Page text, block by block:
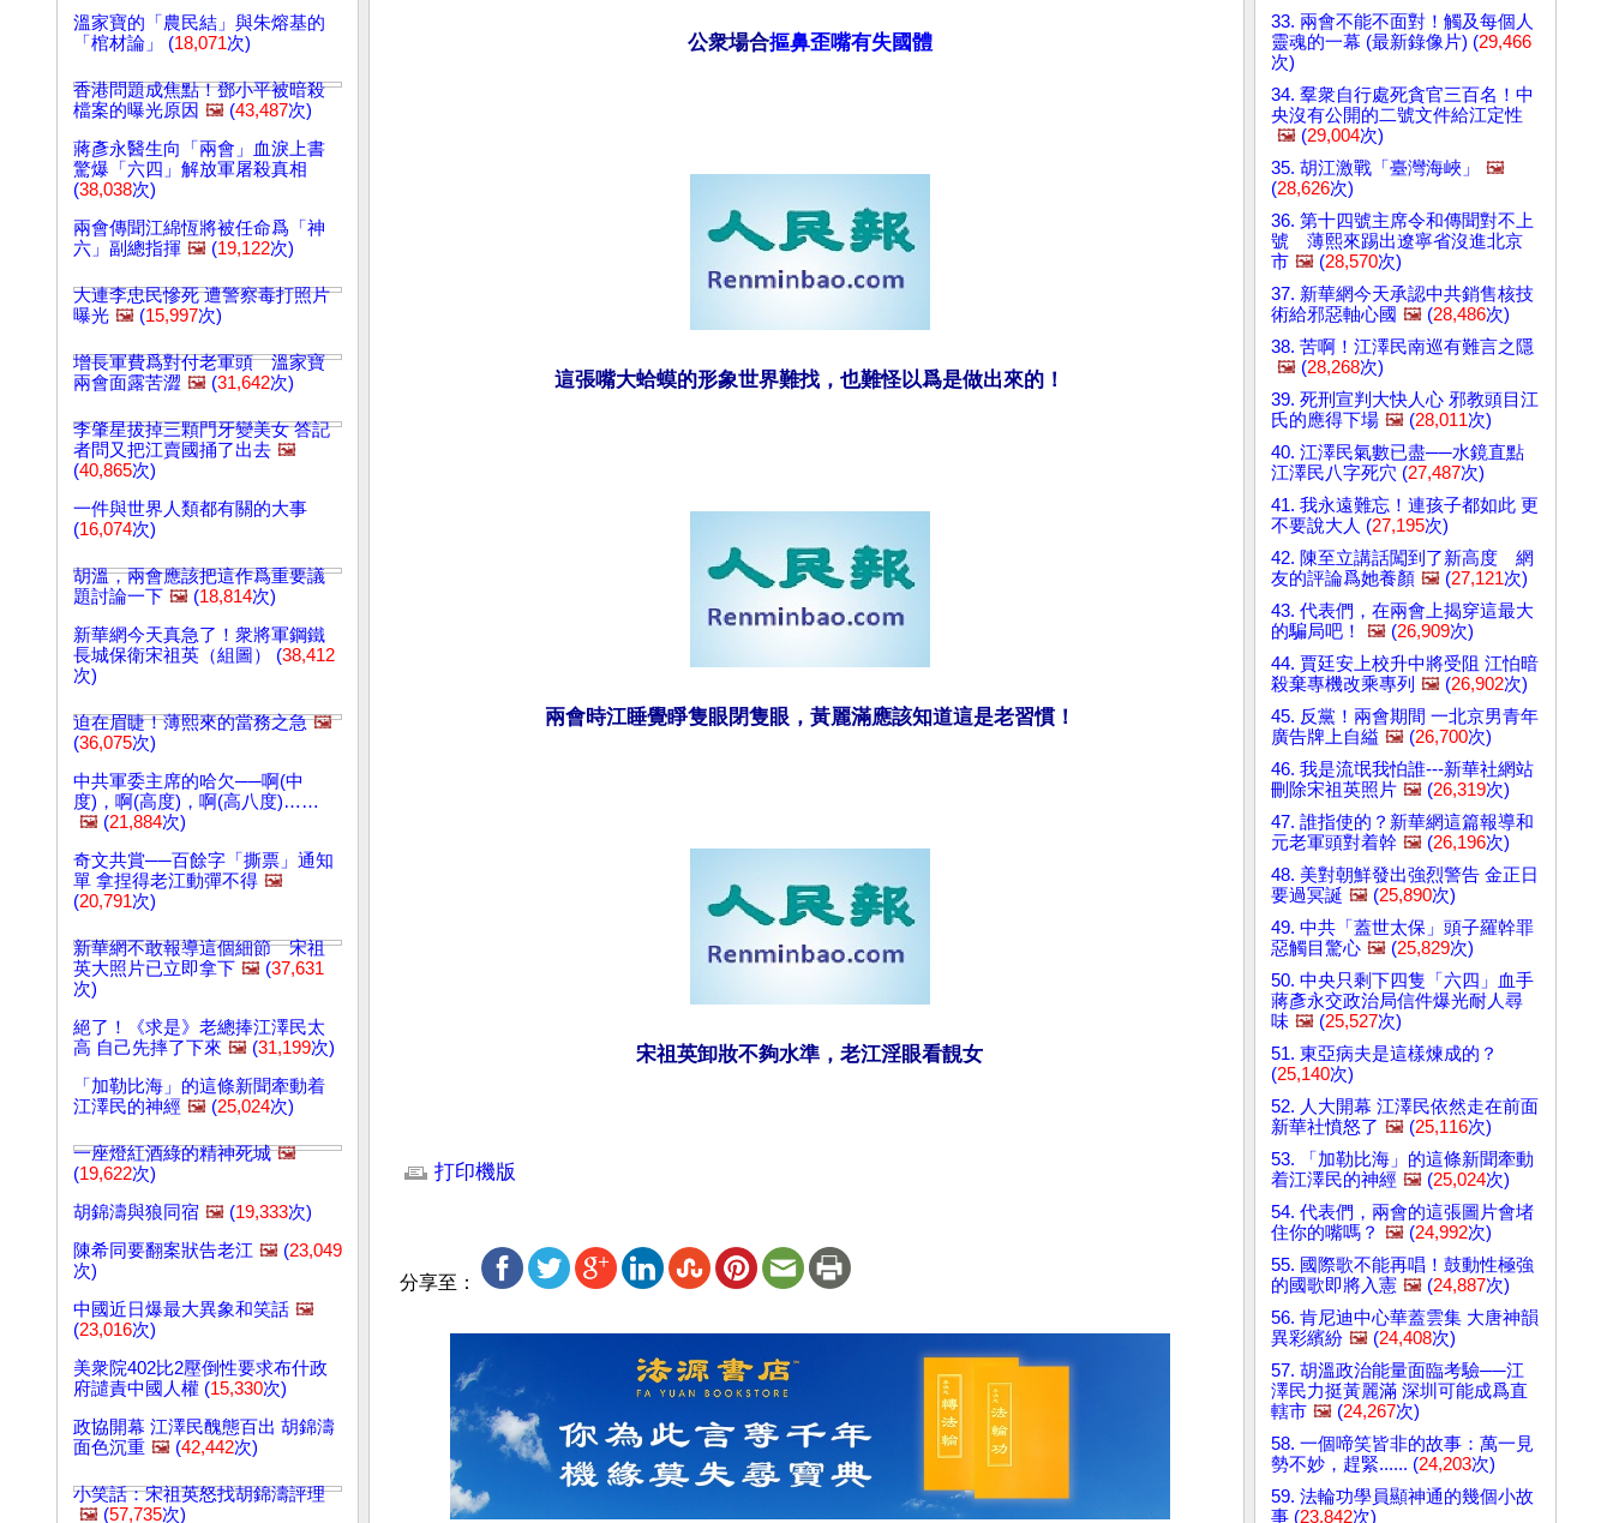
溫家寶的「農民結」與朱熔基的
「棺材論」 (18,071次)
香港問題成焦點！鄧小平被暗殺
檔案的曝光原因 🖼️ (43,487次)
蔣彥永醫生向「兩會」血淚上書
驚爆「六四」解放軍屠殺真相
(38,038次)
兩會傳聞江綿恆將被任命爲「神
六」副總指揮 🖼️ (19,122次)
大連李忠民慘死 遭警察毒打照片
曝光 🖼️ (15,997次)
增長軍費爲對付老軍頭 溫家寶
兩會面露苦澀 🖼️ (31,642次)
李肇星拔掉三顆門牙變美女 答記
者問又把江賣國捅了出去 🖼️
(40,865次)
一件與世界人類都有關的大事
(16,074次)
胡溫，兩會應該把這作爲重要議
題討論一下 🖼️ (18,814次)
新華網今天真急了！衆將軍鋼鐵
長城保衛宋祖英（組圖） (38,412
次)
迫在眉睫！薄熙來的當務之急 🖼️
(36,075次)
中共軍委主席的哈欠──啊(中
度)，啊(高度)，啊(高八度)……
🖼️ (21,884次)
奇文共賞──百餘字「撕票」通知
單 拿捏得老江動彈不得 🖼️
(20,791次)
新華網不敢報導這個細節 宋祖
英大照片已立即拿下 🖼️ (37,631
次)
絕了！《求是》老總捧江澤民太
高 自己先摔了下來 🖼️ (31,199次)
「加勒比海」的這條新聞牽動着
江澤民的神經 🖼️ (25,024次)
一座燈紅酒綠的精神死城 🖼️
(19,622次)
胡錦濤與狼同宿 🖼️ (19,333次)
陳希同要翻案狀告老江 🖼️ (23,049
次)
中國近日爆最大異象和笑話 🖼️
(23,016次)
美衆院402比2壓倒性要求布什政
府譴責中國人權 (15,330次)
政協開幕 江澤民醜態百出 胡錦濤
面色沉重 🖼️ (42,442次)
小笑話：宋祖英怒找胡錦濤評理
🖼️ (57,735次)
公衆場合摳鼻歪嘴有失國體
這張嘴大蛤蟆的形象世界難找，也難怪以爲是做出來的！
兩會時江睡覺睜隻眼閉隻眼，黃麗滿應該知道這是老習慣！
宋祖英卸妝不夠水準，老江淫眼看靚女
打印機版
分享至：
33. 兩會不能不面對！觸及每個人
靈魂的一幕 (最新錄像片) (29,466
次)
34. 羣衆自行處死貪官三百名！中
央沒有公開的二號文件給江定性
🖼️ (29,004次)
35. 胡江激戰「臺灣海峽」
🖼️
(28,626次)
36. 第十四號主席令和傳聞對不上
號 薄熙來踢出遼寧省沒進北京
市 🖼️ (28,570次)
37. 新華網今天承認中共銷售核技
術給邪惡軸心國 🖼️ (28,486次)
38. 苦啊！江澤民南巡有難言之隱
🖼️ (28,268次)
39. 死刑宣判大快人心 邪教頭目江
氏的應得下場 🖼️ (28,011次)
40. 江澤民氣數已盡──水鏡直點
江澤民八字死穴 (27,487次)
41. 我永遠難忘！連孩子都如此 更
不要說大人 (27,195次)
42. 陳至立講話闖到了新高度 網
友的評論爲她養顏 🖼️ (27,121次)
43. 代表們，在兩會上揭穿這最大
的騙局吧！
🖼️ (26,909次)
44. 賈廷安上校升中將受阻 江怕暗
殺棄專機改乘專列 🖼️ (26,902次)
45. 反黨！兩會期間 一北京男青年
廣告牌上自縊 🖼️ (26,700次)
46. 我是流氓我怕誰---新華社網站
刪除宋祖英照片 🖼️ (26,319次)
47. 誰指使的？新華網這篇報導和
元老軍頭對着幹 🖼️ (26,196次)
48. 美對朝鮮發出強烈警告 金正日
要過冥誕 🖼️ (25,890次)
49. 中共「蓋世太保」頭子羅幹罪
惡觸目驚心 🖼️ (25,829次)
50. 中央只剩下四隻「六四」血手
蔣彥永交政治局信件爆光耐人尋
味 🖼️ (25,527次)
51. 東亞病夫是這樣煉成的？
(25,140次)
52. 人大開幕 江澤民依然走在前面
新華社憤怒了 🖼️ (25,116次)
53. 「加勒比海」的這條新聞牽動
着江澤民的神經 🖼️ (25,024次)
54. 代表們，兩會的這張圖片會堵
住你的嘴嗎？ 🖼️ (24,992次)
55. 國際歌不能再唱！鼓動性極強
的國歌即將入憲 🖼️ (24,887次)
56. 肯尼迪中心華蓋雲集 大唐神韻
異彩繽紛 🖼️ (24,408次)
57. 胡溫政治能量面臨考驗──江
澤民力挺黃麗滿 深圳可能成爲直
轄市 🖼️ (24,267次)
58. 一個啼笑皆非的故事：萬一見
勢不妙，趕緊...... (24,203次)
59. 法輪功學員顯神通的幾個小故
事 (23,842次)